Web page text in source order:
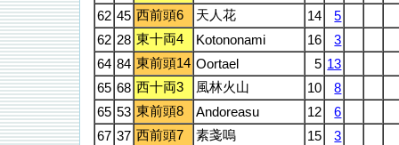
62 45 西前頭6 天人花 14
5
62 28 東十両4 Kotononami 16
3
64 84 東前頭14 Oortael 5 13
65 68 西十両3 風林火山 10
8
65 53 東前頭8 Andoreasu 12
6
67 37 西前頭7 素戔嗚 15
3